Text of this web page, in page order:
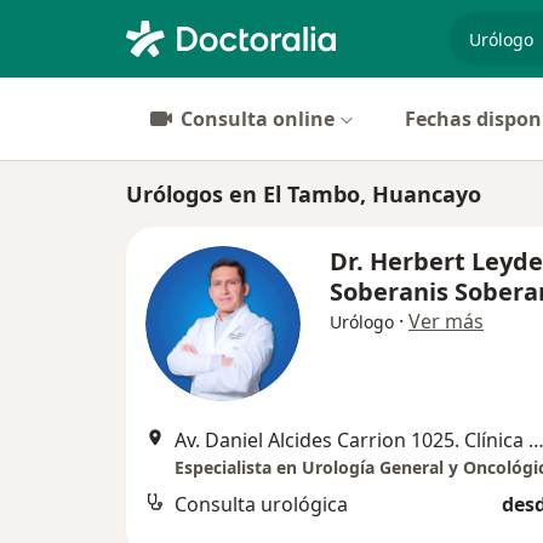
Consulta online Fechas
Urólogos en El Tambo, Huancayo
Dr. Herbert
Soberanis
Urólogo · Ver más
Av. Daniel Alcides Carrion 1025. Clínica Bilbao, Huancayo
Especialista en Urología General y
Consulta urológica